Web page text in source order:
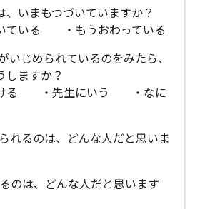
、いまもつづいていますか？
いる ・もうおわっている
じめられているのをみたら、
しますか？
る ・先生にいう ・なに
るのは、どんな人だと思いま
のは、どんな人だと思います